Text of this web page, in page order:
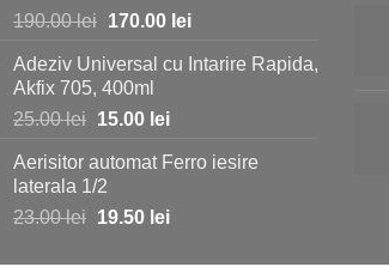
190.00lei Prețul
a
fost:
190.00 lei.
170.00 leiPrețul
este:
Adeziv Universal cu Intarire Rapida,
Akfix 705, 400ml
25.00lei Prețul
a
fost:
25.00 lei.
15.00 leiPrețul
este:
Aerisitor automat Ferro iesire
laterala 1/2
23.00lei Prețul
19.50 leiPrețul